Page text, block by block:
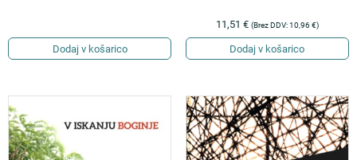
Dodaj v košarico
11,51 € (Brez DDV:10,96€)
Dodaj v košarico